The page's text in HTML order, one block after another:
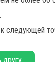
следующей